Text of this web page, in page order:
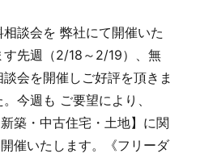
相談会を 弊社にて開催いた
す先週（2/18～2/19）、無
談会を開催しご好評を頂きま
。今週も ご要望により、
新築・中古住宅・土地】に関
催いたします。《フリーダ